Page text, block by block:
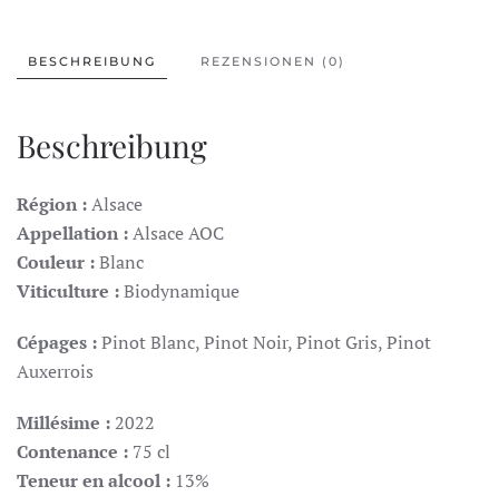
Alsace
2022
Menge
BESCHREIBUNG REZENSIONEN (0)
Beschreibung
Région :Alsace
Appellation :Alsace AOC
Couleur :Blanc
Viticulture :Biodynamique
Cépages :Pinot Blanc, Pinot Noir, Pinot Gris, Pinot
Auxerrois
Millésime : 2022
Contenance : 75 cl
Teneur en alcool : 13%